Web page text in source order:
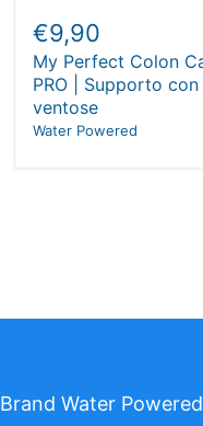
€9,90
My Perfect Colon
PRO | Supporto con
ventose
Water Powered
Brand Water Powered